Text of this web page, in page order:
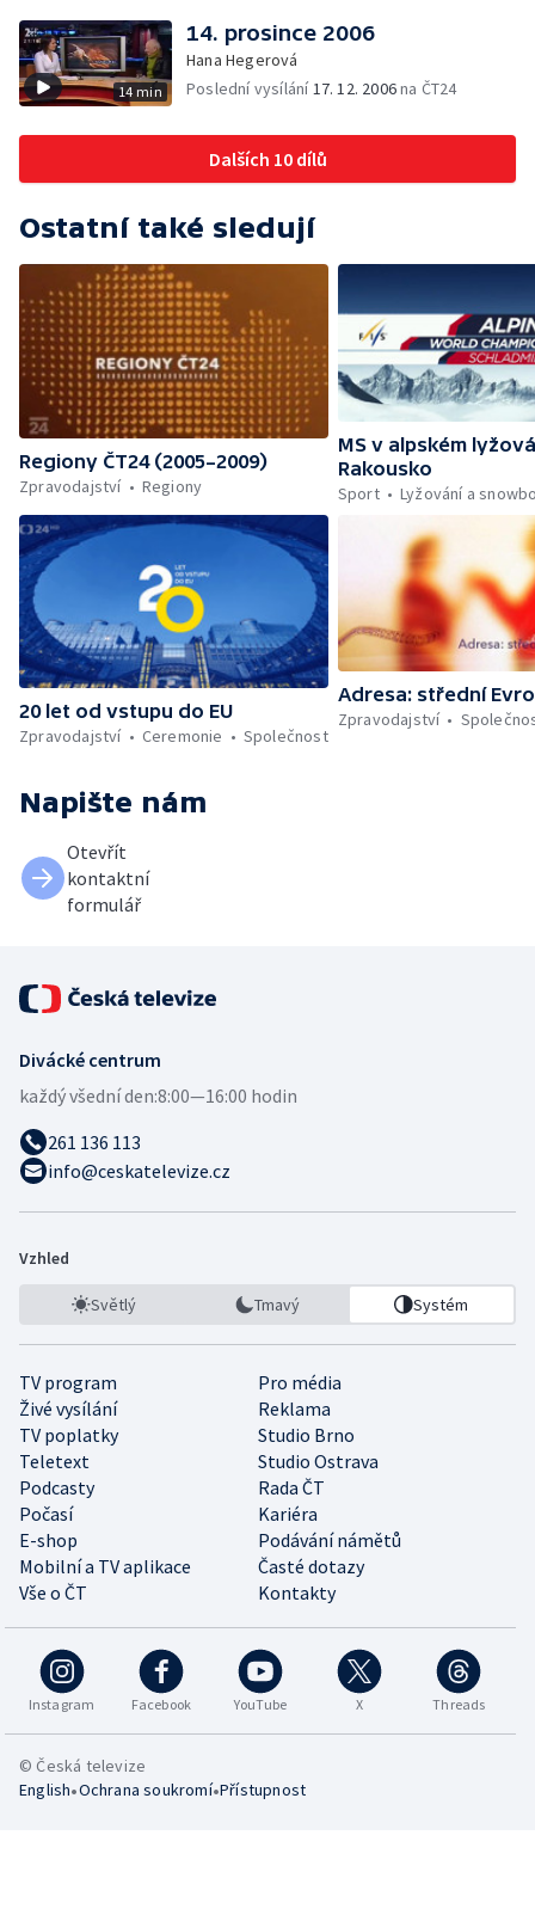
14 min
14. prosince 2006
Hana Hegerová
Poslední vysílání17. 12. 2006na ČT24
Dalších 10 dílů
Ostatní také sledují
Regiony ČT24 (2005–2009)
Zpravodajství
Regiony
MS v alpském
Rakousko
Sport
Lyžování a
20 let od vstupu do EU
Zpravodajství
Ceremonie Společnost
Adresa: střední
Zpravodajství
Napište nám
Otevřít
kontaktní
formulář
Divácké centrum
každý všední den:8:00—16:00 hodin
261 136 113
info@ceskatelevize.cz
Vzhled
Světlý Tmavý Systém
TV program
Pro média
Živé vysílání
Reklama
TV poplatky
Studio Brno
Teletext
Studio Ostrava
Podcasty
Rada ČT
Počasí
Kariéra
E-shop
Podávání námětů
Mobilní a TV aplikace
Časté dotazy
Vše o ČT
Kontakty
Instagram Facebook YouTube X Threads
© Česká televize
English•Ochrana soukromí•Přístupnost